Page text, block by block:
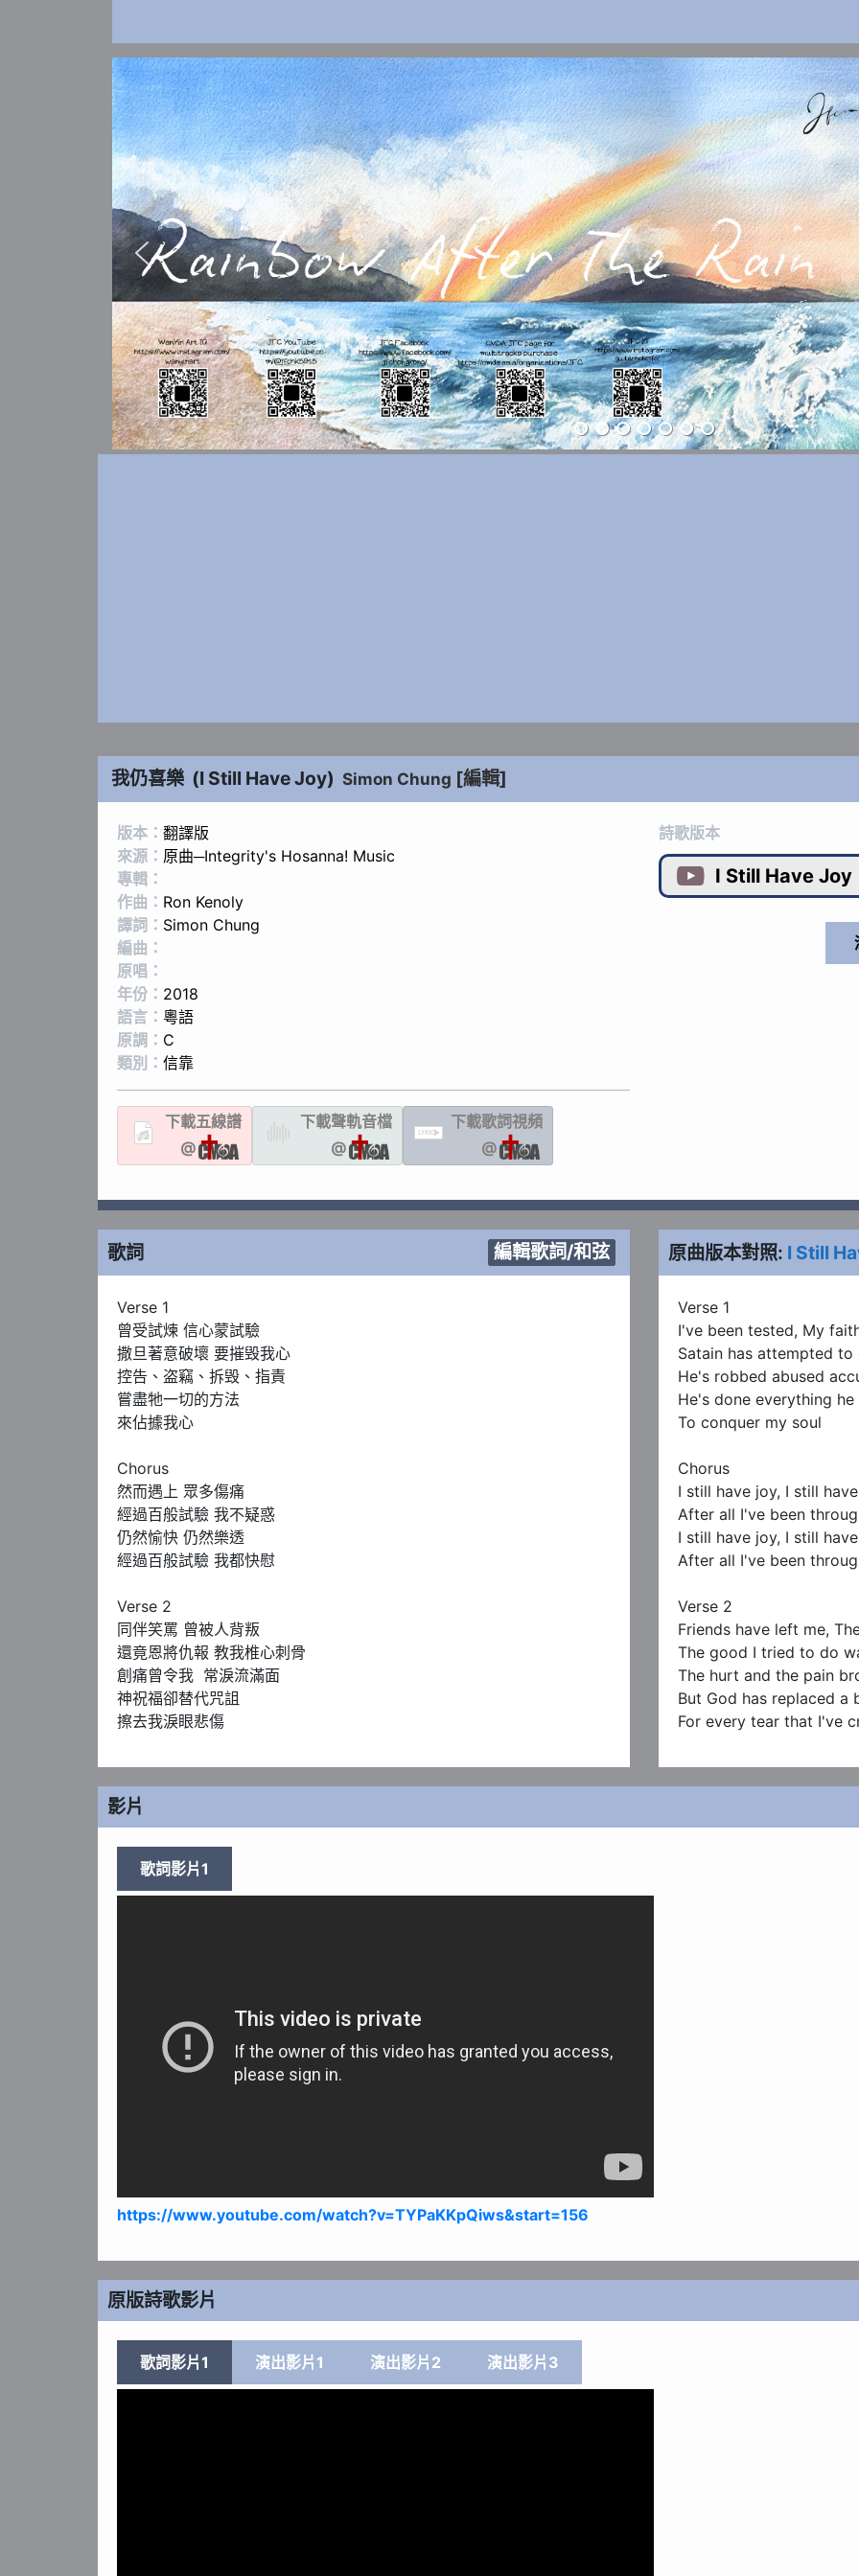
我仍喜樂 (I Still Have Joy) Simon Chung [編輯]
版本： 翻譯版
來源： 原曲─Integrity's Hosanna! Music
專輯：
作曲： Ron Kenoly
譯詞： Simon Chung
編曲：
原唱：
年份： 2018
語言： 粵語
原調： C
類別： 信靠
下載五線譜
@
下載聲軌音檔
@
LYRIC
下載歌詞視頻
@
詩歌版本
 I Still Have Joy
歌詞 編輯歌詞/和弦 原曲版本對照: I Still
Verse 1
曾受試煉 信心蒙試驗
撒旦著意破壞 要摧毁我心
控告、盗竊、拆毁、指責
嘗盡牠一切的方法
來佔據我心
Chorus
然而遇上 眾多傷痛
經過百般試驗 我不疑惑
仍然愉快 仍然樂透
經過百般試驗 我都快慰
Verse 2
同伴笑罵 曾被人背叛
還竟恩將仇報 教我椎心刺骨
創痛曾令我  常淚流滿面
神祝福卻替代咒詛
擦去我淚眼悲傷
Verse 1
I've been tested, My
Satain has attempted
He's robbed abused
He's done everything
To conquer my soul
Chorus
I still have joy, I still
After all I've been
I still have joy, I still
After all I've been
Verse 2
Friends have left me,
The good I tried to do
The hurt and the pain
But God has replaced a
For every tear that I've
影片
歌詞影片1
https://www.youtube.com/watch?v=TYPaKKpQiws&start=156
原版詩歌影片
歌詞影片1 演出影片1 演出影片2 演出影片3